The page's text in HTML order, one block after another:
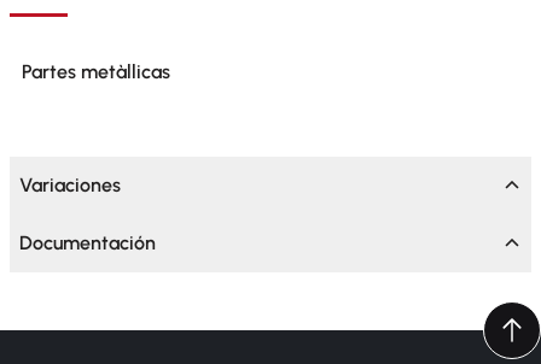
Partes metàllicas
Variaciones
Documentación